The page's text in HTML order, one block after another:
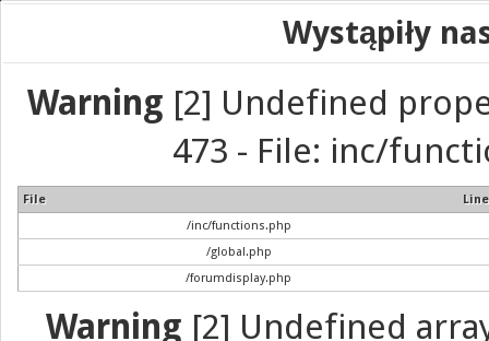
Wystąpiły
Warning [2] Undefined
473 - File: inc/
File
Line
/inc/functions.php
/global.php
/forumdisplay.php
Warning [2] Undefined